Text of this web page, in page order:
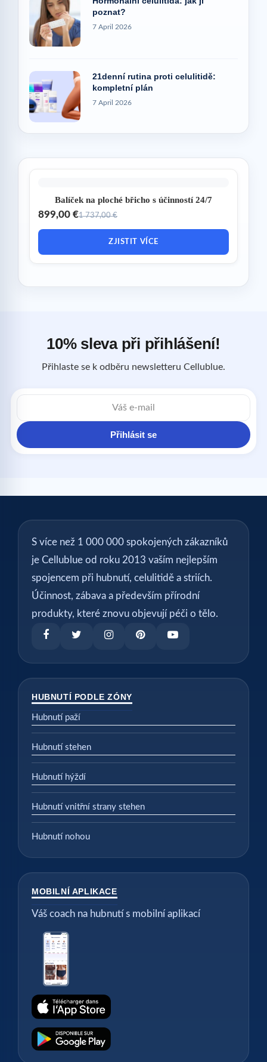
poznat?
7 April 2026
21denní rutina proti celulitidě:
kompletní plán
7 April 2026
Balíček na ploché břicho s účinností 24/7
899,00 €1 737,00 €
ZJISTIT VÍCE
10% sleva při přihlášení!
Přihlaste se k odběru newsletteru Cellublue.
E-
mailová
Přihlásit se
S více než 1 000 000 spokojených zákazníků
je Cellublue od roku 2013 vaším nejlepším
spojencem při hubnutí, celulitidě a striích.
Účinnost, zábava a především přírodní
produkty, které znovu objevují péči o tělo.
HUBNUTÍ PODLE ZÓNY
Hubnutí paží
Hubnutí stehen
Hubnutí hýždí
Hubnutí vnitřní strany stehen
Hubnutí nohou
MOBILNÍ APLIKACE
Váš coach na hubnutí s mobilní aplikací